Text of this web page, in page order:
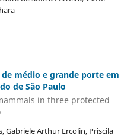
médio e grande porte em
de São Paulo
in three protected
Gabriele Arthur Ercolin, Priscila